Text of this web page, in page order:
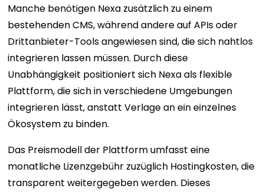
Manche benötigen Nexa zusätzlich zu einem
bestehenden CMS, während andere auf APIs oder
Drittanbieter-Tools angewiesen sind, die sich nahtlos
integrieren lassen müssen. Durch diese
Unabhängigkeit positioniert sich Nexa als flexible
Plattform, die sich in verschiedene Umgebungen
integrieren lässt, anstatt Verlage an ein einzelnes
Ökosystem zu binden.
Das Preismodell der Plattform umfasst eine
monatliche Lizenzgebühr zuzüglich Hostingkosten, die
transparent weitergegeben werden. Dieses